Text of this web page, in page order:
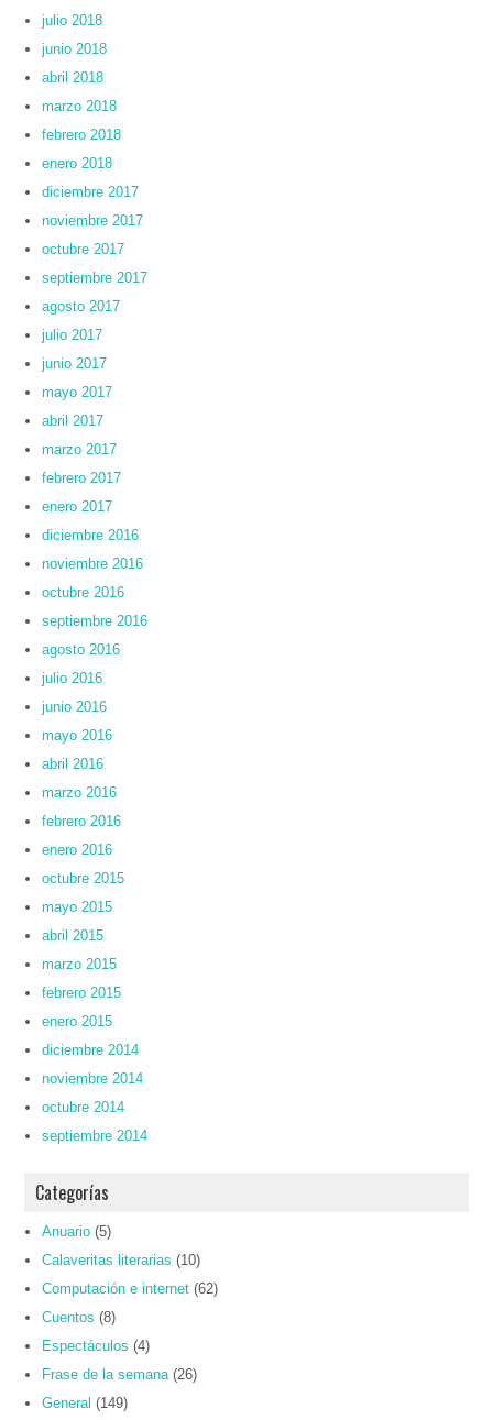
julio 2018
junio 2018
abril 2018
marzo 2018
febrero 2018
enero 2018
diciembre 2017
noviembre 2017
octubre 2017
septiembre 2017
agosto 2017
julio 2017
junio 2017
mayo 2017
abril 2017
marzo 2017
febrero 2017
enero 2017
diciembre 2016
noviembre 2016
octubre 2016
septiembre 2016
agosto 2016
julio 2016
junio 2016
mayo 2016
abril 2016
marzo 2016
febrero 2016
enero 2016
octubre 2015
mayo 2015
abril 2015
marzo 2015
febrero 2015
enero 2015
diciembre 2014
noviembre 2014
octubre 2014
septiembre 2014
Categorías
Anuario (5)
Calaveritas literarias (10)
Computación e internet (62)
Cuentos (8)
Espectáculos (4)
Frase de la semana (26)
General (149)